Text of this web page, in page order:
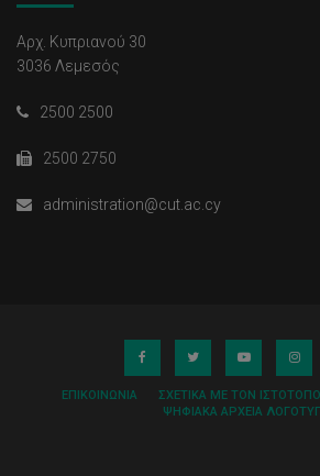
Αρχ. Κυπριανού 30
3036 Λεμεσός
2500 2500
2500 2750
administration@cut.ac.cy
ΕΠΙΚΟΙΝΩΝΊΑ ΣΧΕΤΙΚΆ ΜΕ ΤΟΝ ΙΣΤΌΤΟΠΟ
ΨΗΦΙΑΚΆ ΑΡΧΕΊΑ